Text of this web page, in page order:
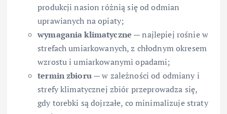
produkcji nasion różnią się od odmian
uprawianych na opiaty;
wymagania klimatyczne — najlepiej rośnie w
strefach umiarkowanych, z chłodnym okresem
wzrostu i umiarkowanymi opadami;
termin zbioru— w zależności od odmiany i
strefy klimatycznej zbiór przeprowadza się,
gdy torebki są dojrzałe, co minimalizuje straty